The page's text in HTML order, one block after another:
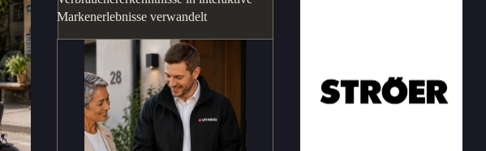
Markenerlebnisse verwandelt